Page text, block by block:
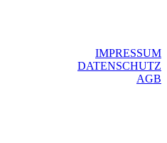
IMPRESSUM
DATENSCHUTZ
AGB